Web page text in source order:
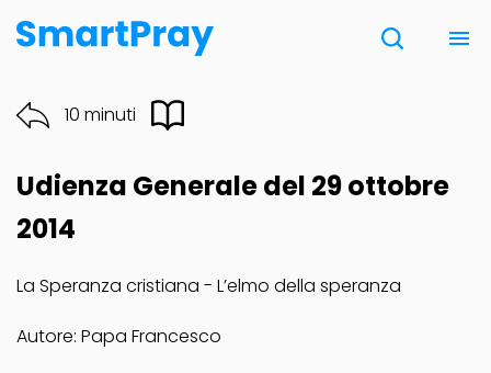
Chi siamo
Contatti
Note Legali
10 minuti
Udienza Generale del 29 ottobre
2014
La Speranza cristiana - L’elmo della speranza
Autore: Papa Francesco